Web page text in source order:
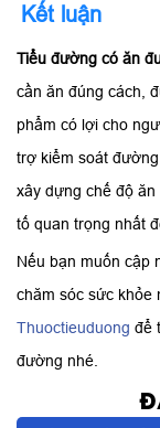
Kết luận
Tiểu đường có ăn
cần ăn đúng cách,
phẩm có lợi cho
trợ kiểm soát
xây dựng chế độ
tố quan trọng nhất
Nếu bạn muốn cập
chăm sóc sức khỏe
Thuoctieuduong để
đường nhé.